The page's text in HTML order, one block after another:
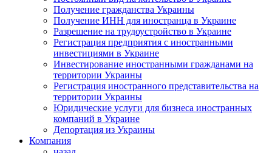
Получение гражданства Украины
Получение ИНН для иностранца в Украине
Разрешение на трудоустройство в Украине
Регистрация предприятия с иностранными
инвестициями в Украине
Инвестирование иностранными гражданами на
территории Украины
Регистрация иностранного представительства на
территории Украины
Юридические услуги для бизнеса иностранных
компаний в Украине
Депортация из Украины
Компания